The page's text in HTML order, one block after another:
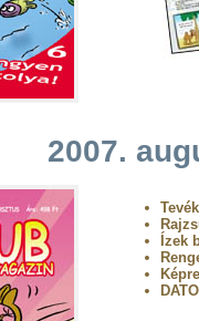
2007.
Ízek